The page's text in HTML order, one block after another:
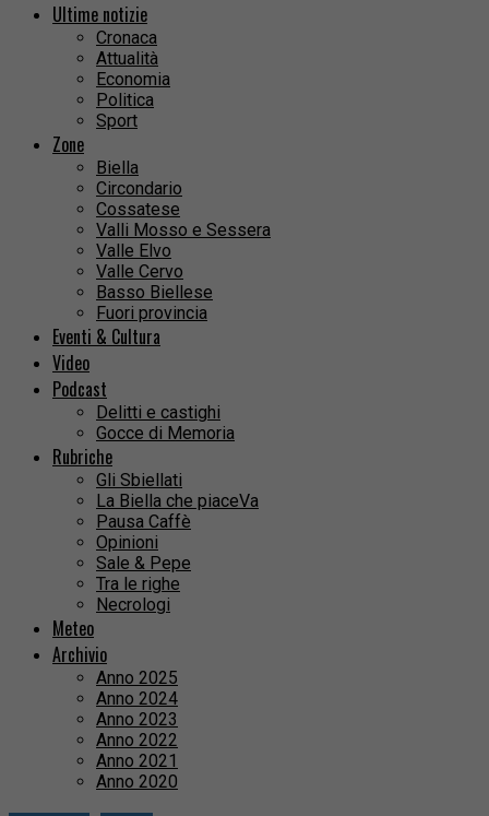
Ultime notizie
Cronaca
Attualità
Economia
Politica
Sport
Zone
Biella
Circondario
Cossatese
Valli Mosso e Sessera
Valle Elvo
Valle Cervo
Basso Biellese
Fuori provincia
Eventi & Cultura
Video
Podcast
Delitti e castighi
Gocce di Memoria
Rubriche
Gli Sbiellati
La Biella che piaceVa
Pausa Caffè
Opinioni
Sale & Pepe
Tra le righe
Necrologi
Meteo
Archivio
Anno 2025
Anno 2024
Anno 2023
Anno 2022
Anno 2021
Anno 2020